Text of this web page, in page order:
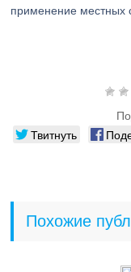
применение местных
Твитнуть
Похожие